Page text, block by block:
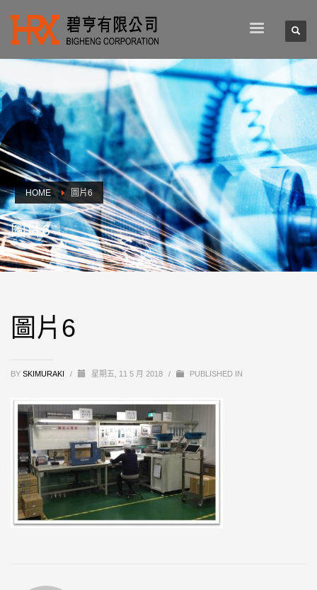
HOME 圖片6
圖片6
圖片6
BY SKIMURAKI / 星期五, 11 5 月 2018 / PUBLISHED IN